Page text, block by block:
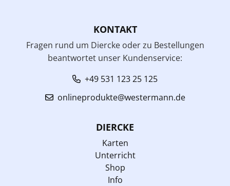
KONTAKT
Fragen rund um Diercke oder zu Bestellungen
beantwortet unser Kundenservice:
+49 531 123 25 125
onlineprodukte@westermann.de
DIERCKE
Karten
Unterricht
Shop
Info